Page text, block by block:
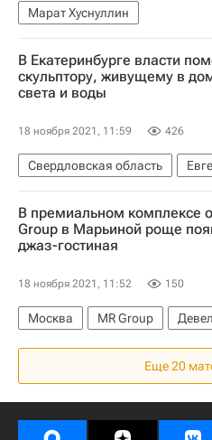
Марат Хуснуллин
Строительство
ЖКХ
В Екатеринбурге власти
скульптору, живущему в
света и воды
18 ноября 2021, 11:59 426
Свердловская область
Жилье
В премиальном комплексе
Group в Марьиной роще
джаз-гостиная
18 ноября 2021, 11:52 150
Москва MR Group
Еще 20